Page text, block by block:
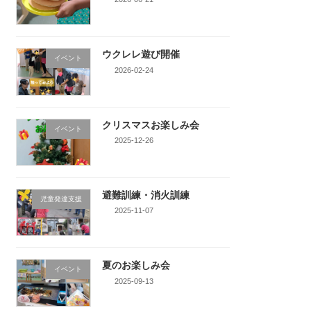
イベント ウクレレ遊び開催
2026-02-24
イベント クリスマスお楽しみ会
2025-12-26
児童発達支援 避難訓練・消火訓練
2025-11-07
イベント 夏のお楽しみ会
2025-09-13